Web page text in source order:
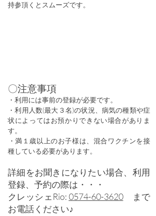
持参頂くとスムーズです。
〇注意事項
・利用には事前の登録が必要です。
​・利用人数(最大３名)の状況、病気の種類や症
状によってはお預かりできない場合がありま
す。
​・満１歳以上のお子様は、混合ワクチンを接
種している必要があります。
詳細をお聞きになりたい場合、利用
登録、予約の際は・・・
クレッシェRio: 0574-60-3620まで
お電話く ださい♪